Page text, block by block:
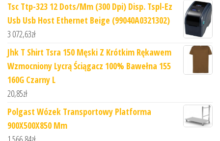
Tsc Ttp-323 12 Dots/Mm (300 Dpi) Disp. Tspl-Ez
Usb Usb Host Ethernet Beige (99040A0321302)
3 072,63zł
Jhk T Shirt Tsra 150 Męski Z Krótkim Rękawem
Wzmocniony Lycrą Ściągacz 100% Bawełna 155
160G Czarny L
20,85zł
Polgast Wózek Transportowy Platforma
900X500X850 Mm